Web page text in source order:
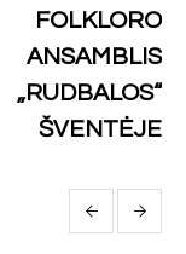
FOLKLORO
ANSAMBLIS
„RUDBALOS“
ŠVENTĖJE